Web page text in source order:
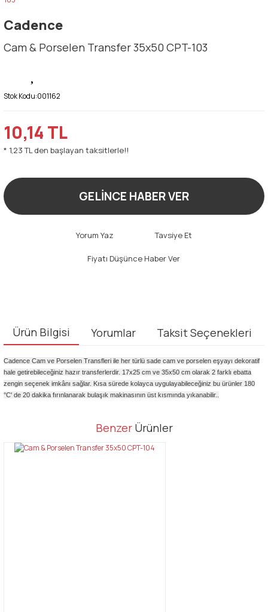
Cadence
Cam & Porselen Transfer 35x50 CPT-103
Stok Kodu:001162
10,14 TL
* 1,23 TL den başlayan taksitlerle!!
GELİNCE HABER VER
Yorum Yaz Tavsiye Et
Fiyatı Düşünce Haber Ver
Ürün Bilgisi Yorumlar Taksit Seçenekleri
Cadence Cam ve Porselen Transfleri ile her türlü sade cam ve porselen eşyayı dekoratif
hale getirebileceğiniz hazır transferlerdir. 17x25 cm ve 35x50 cm olarak 2 farklı ebatta
zengin seçenek imkânı sağlar. Kısa sürede kolayca uygulayabileceğiniz bu ürünler 180
°C' de 20 dakika fırınlanarak bulaşık makinasının üst kısmında yıkanabilir..
Bu ürüne ilk yorumu siz yapın!
Bu ürünün fiyat bilgisi, resim, ürün açıklamalarında ve diğer
tarafımıza iletebilirsiniz.
Benzer Ürünler